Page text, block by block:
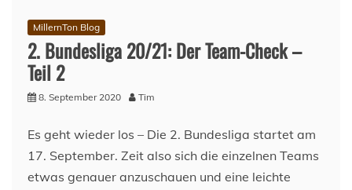
St.
Pauli
MillernTon Blog
2. Bundesliga 20/21: Der Team-Check –
Teil 2
8. September 2020 Tim
Es geht wieder los – Die 2. Bundesliga startet am
17. September. Zeit also sich die einzelnen Teams
etwas genauer anzuschauen und eine leichte